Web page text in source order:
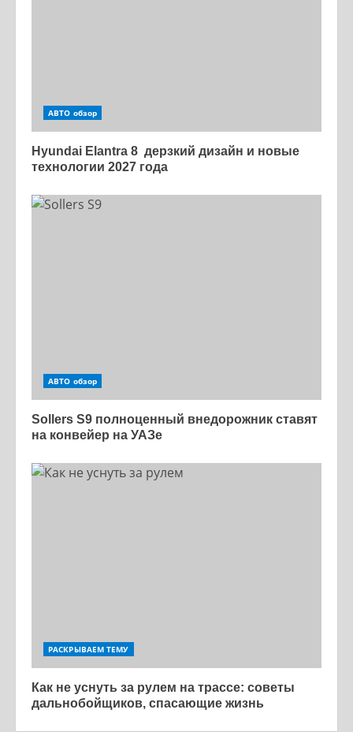
АВТО обзор
Hyundai Elantra 8 дерзкий дизайн и новые
технологии 2027 года
АВТО обзор
Sollers S9 полноценный внедорожник ставят
на конвейер на УАЗе
РАСКРЫВАЕМ ТЕМУ
Как не уснуть за рулем на трассе: советы
дальнобойщиков, спасающие жизнь